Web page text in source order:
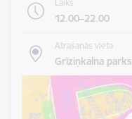
Laiks
12.00–22.00
Atrašanās vieta
Grīziņkalna parks